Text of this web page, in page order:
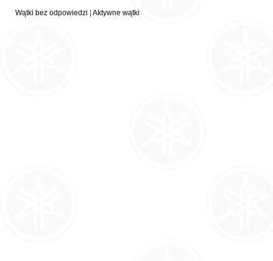
Wątki bez odpowiedzi Aktywne wątki